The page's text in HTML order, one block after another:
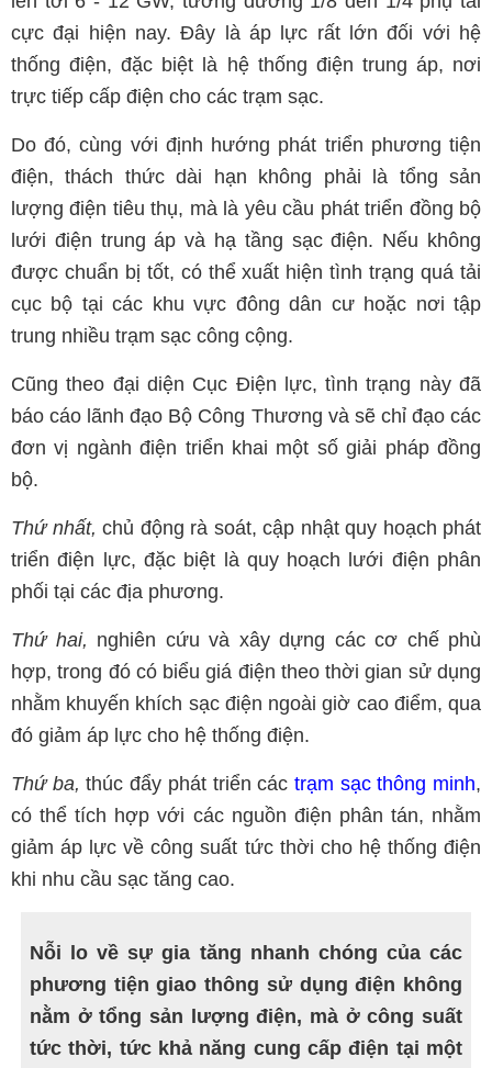
cực đại hiện nay. Đây là áp lực rất lớn đối với hệ
thống điện, đặc biệt là hệ thống điện trung áp, nơi
trực tiếp cấp điện cho các trạm sạc.
Do đó, cùng với định hướng phát triển phương tiện
điện, thách thức dài hạn không phải là tổng sản
lượng điện tiêu thụ, mà là yêu cầu phát triển đồng bộ
lưới điện trung áp và hạ tầng sạc điện. Nếu không
được chuẩn bị tốt, có thể xuất hiện tình trạng quá tải
cục bộ tại các khu vực đông dân cư hoặc nơi tập
trung nhiều trạm sạc công cộng.
Cũng theo đại diện Cục Điện lực, tình trạng này đã
báo cáo lãnh đạo Bộ Công Thương và sẽ chỉ đạo các
đơn vị ngành điện triển khai một số giải pháp đồng
bộ.
Thứ nhất, chủ động rà soát, cập nhật quy hoạch phát
triển điện lực, đặc biệt là quy hoạch lưới điện phân
phối tại các địa phương.
Thứ hai, nghiên cứu và xây dựng các cơ chế phù
hợp, trong đó có biểu giá điện theo thời gian sử dụng
nhằm khuyến khích sạc điện ngoài giờ cao điểm, qua
đó giảm áp lực cho hệ thống điện.
Thứ ba, thúc đẩy phát triển các trạm sạc thông minh,
có thể tích hợp với các nguồn điện phân tán, nhằm
giảm áp lực về công suất tức thời cho hệ thống điện
khi nhu cầu sạc tăng cao.
Nỗi lo về sự gia tăng nhanh chóng của các
phương tiện giao thông sử dụng điện không
nằm ở tổng sản lượng điện, mà ở công suất
tức thời, tức khả năng cung cấp điện tại một